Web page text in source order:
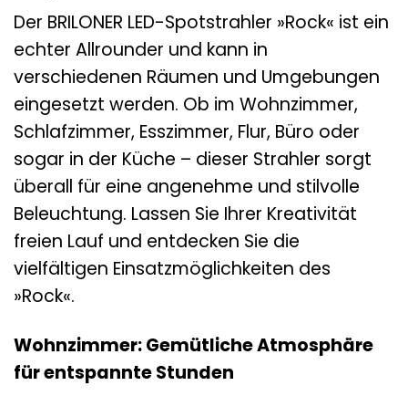
Der BRILONER LED-Spotstrahler »Rock« ist ein
echter Allrounder und kann in
verschiedenen Räumen und Umgebungen
eingesetzt werden. Ob im Wohnzimmer,
Schlafzimmer, Esszimmer, Flur, Büro oder
sogar in der Küche – dieser Strahler sorgt
überall für eine angenehme und stilvolle
Beleuchtung. Lassen Sie Ihrer Kreativität
freien Lauf und entdecken Sie die
vielfältigen Einsatzmöglichkeiten des
»Rock«.
Wohnzimmer: Gemütliche Atmosphäre
für entspannte Stunden